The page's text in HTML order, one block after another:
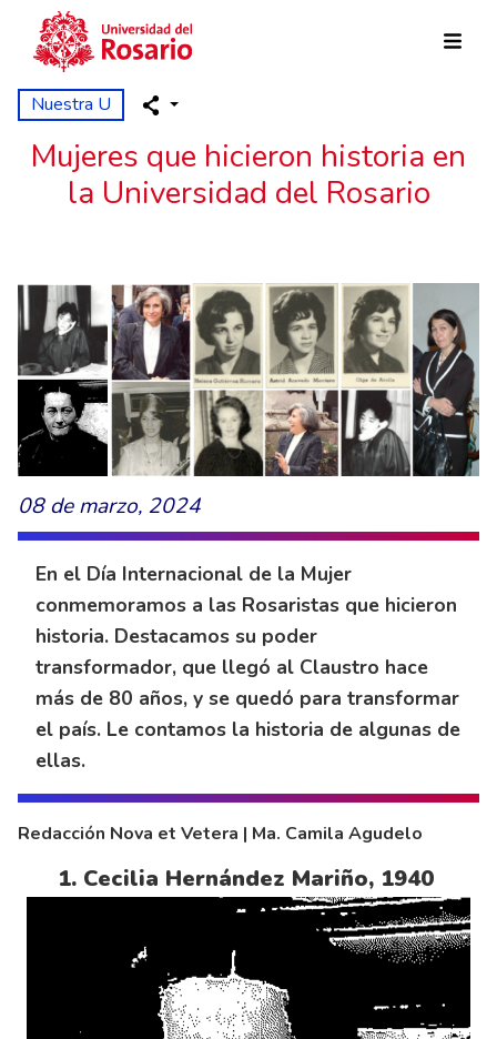
Pasar al contenido principal
Nuestra U
Mujeres que hicieron historia en
la Universidad del Rosario
08 de marzo, 2024
En el Día Internacional de la Mujer
conmemoramos a las Rosaristas que hicieron
historia. Destacamos su poder
transformador, que llegó al Claustro hace
más de 80 años, y se quedó para transformar
el país. Le contamos la historia de algunas de
ellas.
Redacción Nova et Vetera | Ma. Camila Agudelo
1. Cecilia Hernández Mariño, 1940